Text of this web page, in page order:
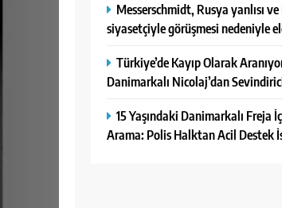
Messerschmidt, Rusya yanlısı ve
siyasetçiyle görüşmesi nedeniyle
Türkiye’de Kayıp Olarak
Danimarkalı Nicolaj’dan
15 Yaşındaki Danimarkalı Freja
Arama: Polis Halktan Acil Destek